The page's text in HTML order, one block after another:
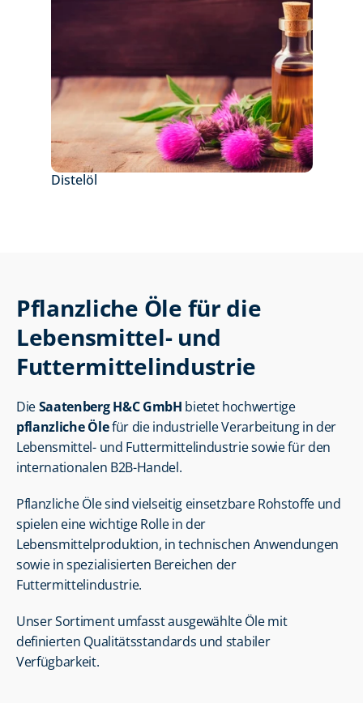
Distelöl
Pflanzliche Öle für die
Lebensmittel- und
Futtermittelindustrie
Die Saatenberg H&C GmbH
bietet hochwertige
pflanzliche Öle für die industrielle Verarbeitung in der
Lebensmittel- und Futtermittelindustrie sowie für den
internationalen B2B-Handel.
Pflanzliche Öle sind vielseitig einsetzbare Rohstoffe und
spielen eine wichtige Rolle in der
Lebensmittelproduktion, in technischen Anwendungen
sowie in spezialisierten Bereichen der
Futtermittelindustrie.
Unser Sortiment umfasst ausgewählte Öle mit
definierten Qualitätsstandards und stabiler
Verfügbarkeit.